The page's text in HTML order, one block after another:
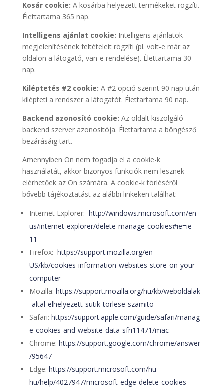
Kosár cookie: A kosárba helyezett termékeket rögzíti.
Élettartama 365 nap.
Intelligens ajánlat cookie: Intelligens ajánlatok
megjelenítésének feltételeit rögzíti (pl. volt-e már az
oldalon a látogató, van-e rendelése). Élettartama 30
nap.
Kiléptetés #2 cookie: A #2 opció szerint 90 nap után
kilépteti a rendszer a látogatót. Élettartama 90 nap.
Backend azonosító cookie: Az oldalt kiszolgáló
backend szerver azonosítója. Élettartama a böngésző
bezárásáig tart.
Amennyiben Ön nem fogadja el a cookie-k
használatát, akkor bizonyos funkciók nem lesznek
elérhetőek az Ön számára. A cookie-k törléséről
bővebb tájékoztatást az alábbi linkeken találhat:
Internet Explorer: http://windows.microsoft.com/en-
us/internet-explorer/delete-manage-cookies#ie=ie-
11
Firefox: https://support.mozilla.org/en-
US/kb/cookies-information-websites-store-on-your-
computer
Mozilla: https://support.mozilla.org/hu/kb/weboldalak
-altal-elhelyezett-sutik-torlese-szamito
Safari: https://support.apple.com/guide/safari/manag
e-cookies-and-website-data-sfri11471/mac
Chrome: https://support.google.com/chrome/answer
/95647
Edge: https://support.microsoft.com/hu-
hu/help/4027947/microsoft-edge-delete-cookies